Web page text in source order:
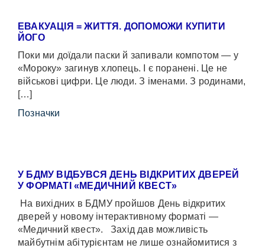
ЕВАКУАЦІЯ = ЖИТТЯ. ДОПОМОЖИ КУПИТИ
ЙОГО
Поки ми доїдали паски й запивали компотом — у
«Мороку» загинув хлопець. І є поранені. Це не
військові цифри. Це люди. З іменами. З родинами,
[…]
Позначки
У БДМУ ВІДБУВСЯ ДЕНЬ ВІДКРИТИХ ДВЕРЕЙ
У ФОРМАТІ «МЕДИЧНИЙ КВЕСТ»
На вихідних в БДМУ пройшов День відкритих
дверей у новому інтерактивному форматі —
«Медичний квест». Захід дав можливість
майбутнім абітурієнтам не лише ознайомитися з